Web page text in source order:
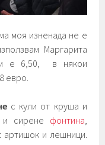
моя изненада не е
Маргарита
е 6,50, в някои
евро.
с кули от круша и
сирене фонтина,
артишок и лешници.